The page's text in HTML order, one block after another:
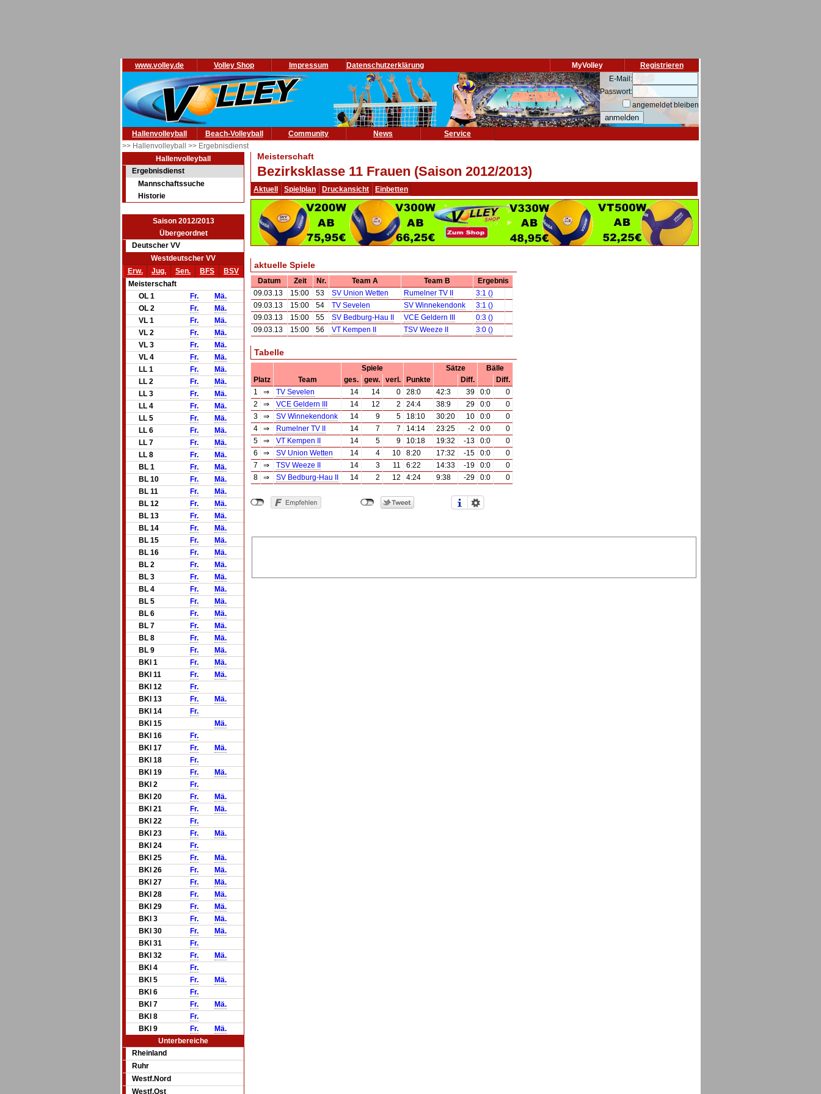
www.volley.de Volley Shop Impressum Datenschutzerklärung Registrieren
MyVolley
E-Mail:
Passwort:
angemeldet bleiben
Hallenvolleyball Beach-Volleyball Community News
Service
>> Hallenvolleyball >> Ergebnisdienst
Hallenvolleyball
Ergebnisdienst
Mannschaftssuche
Historie
Saison 2012/2013
Übergeordnet
Deutscher VV
Westdeutscher VV
Erw.
Jug. Sen. BFS
BSV
Meisterschaft
OL 1
Fr.
Mä.
OL 2
Fr.
Mä.
VL 1
Fr.
Mä.
VL 2
Fr.
Mä.
VL 3
Fr.
Mä.
VL 4
Fr.
Mä.
LL 1
Fr.
Mä.
LL 2
Fr.
Mä.
LL 3
Fr.
Mä.
LL 4
Fr.
Mä.
LL 5
Fr.
Mä.
LL 6
Fr.
Mä.
LL 7
Fr.
Mä.
LL 8
Fr.
Mä.
BL 1
Fr.
Mä.
BL 10
Fr.
Mä.
BL 11
Fr.
Mä.
BL 12
Fr.
Mä.
BL 13
Fr.
Mä.
BL 14
Fr.
Mä.
BL 15
Fr.
Mä.
BL 16
Fr.
Mä.
BL 2
Fr.
Mä.
BL 3
Fr.
Mä.
BL 4
Fr.
Mä.
BL 5
Fr.
Mä.
BL 6
Fr.
Mä.
BL 7
Fr.
Mä.
BL 8
Fr.
Mä.
BL 9
Fr.
Mä.
BKl 1
Fr.
Mä.
BKl 11
Fr.
Mä.
BKl 12
Fr.
BKl 13
Fr.
Mä.
BKl 14
Fr.
BKl 15
Mä.
BKl 16
Fr.
BKl 17
Fr.
Mä.
BKl 18
Fr.
BKl 19
Fr.
Mä.
BKl 2
Fr.
BKl 20
Fr.
Mä.
BKl 21
Fr.
Mä.
BKl 22
Fr.
BKl 23
Fr.
Mä.
BKl 24
Fr.
BKl 25
Fr.
Mä.
BKl 26
Fr.
Mä.
BKl 27
Fr.
Mä.
BKl 28
Fr.
Mä.
BKl 29
Fr.
Mä.
BKl 3
Fr.
Mä.
BKl 30
Fr.
Mä.
BKl 31
Fr.
BKl 32
Fr.
Mä.
BKl 4
Fr.
BKl 5
Fr.
Mä.
BKl 6
Fr.
BKl 7
Fr.
Mä.
BKl 8
Fr.
BKl 9
Fr.
Mä.
Unterbereiche
Rheinland
Ruhr
Westf.Nord
Westf.Ost
Meisterschaft
Bezirksklasse 11 Frauen (Saison 2012/2013)
Aktuell Spielplan Druckansicht Einbetten
aktuelle Spiele
Datum Zeit Nr. Team A Team B
Ergebnis
09.03.13
15:00 53 SV Union Wetten Rumelner TV II
3:1 ()
09.03.13
15:00 54 TV Sevelen SV Winnekendonk
3:1 ()
09.03.13
15:00 55 SV Bedburg-Hau II VCE Geldern III
0:3 ()
09.03.13
15:00 56 VT Kempen II TSV Weeze II 3:0 ()
Tabelle
Spiele Sätze
Bälle
Platz
Team ges. gew. verl. Punkte Diff.
Diff.
1
⇒ TV Sevelen 14 14 0 28:0 42:3 39 0:0
0
2
⇒ VCE Geldern III 14 12 2 24:4 38:9 29 0:0
0
3
⇒ SV Winnekendonk 14 9 5 18:10 30:20 10 0:0
0
4
⇒ Rumelner TV II 14 7 7 14:14 23:25 -2 0:0
0
5
⇒ VT Kempen II 14 5 9 10:18 19:32 -13 0:0
0
6
⇒ SV Union Wetten 14 4 10 8:20 17:32 -15 0:0
0
7
⇒ TSV Weeze II 14 3 11 6:22 14:33 -19 0:0
0
8
⇒ SV Bedburg-Hau II 14 2 12 4:24 9:38 -29 0:0 0